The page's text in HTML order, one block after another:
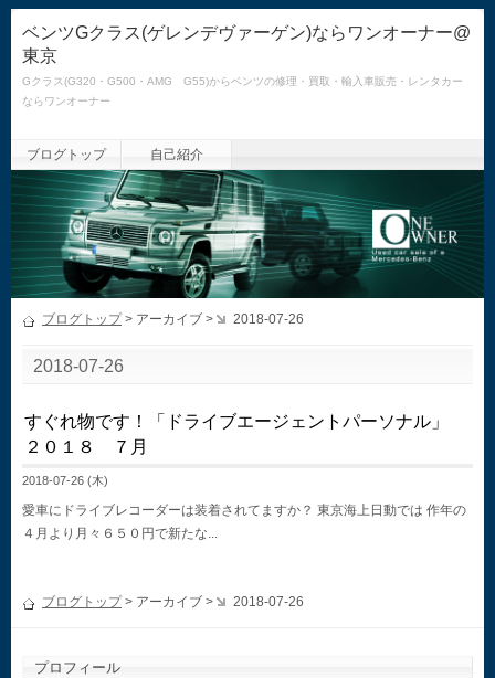
ベンツGクラス(ゲレンデヴァーゲン)ならワンオーナー@
東京
Gクラス(G320・G500・AMG G55)からベンツの修理・買取・輸入車販売・レンタカー
ならワンオーナー
ブログトップ 自己紹介
ブログトップ> アーカイブ > 2018-07-26
2018-07-26
すぐれ物です！「ドライブエージェントパーソナル」
２０１８ ７月
2018-07-26 (木)
愛車にドライブレコーダーは装着されてますか？ 東京海上日動では 作年の
４月より月々６５０円で新たな...
ブログトップ> アーカイブ > 2018-07-26
プロフィール